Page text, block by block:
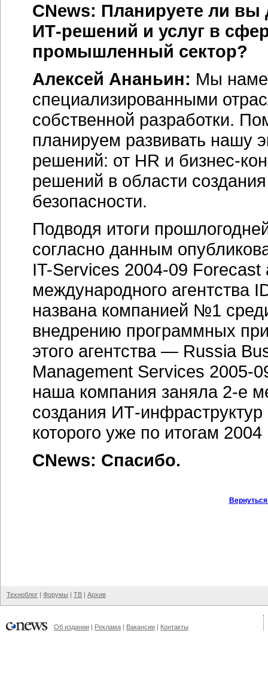
CNews: Планируете ли
ИТ-решений и услуг в
промышленный сектор?
Алексей Ананьин: Мы
специализированными
собственной разработки.
планируем развивать нашу
решений: от HR и бизнес-
решений в области
безопасности.
Подводя итоги
согласно данным
IT-Services 2004-09 Forecast
международного агентства
названа компанией №1
внедрению программных
этого агентства — Russia
Management Services 2005-
наша компания заняла 2-е
создания ИТ-инфраструктур
которого уже по итогам 2004
CNews: Спасибо.
Техноблог | Форумы | ТВ | Архив
Об издании | Реклама | Вакансии | Контакты